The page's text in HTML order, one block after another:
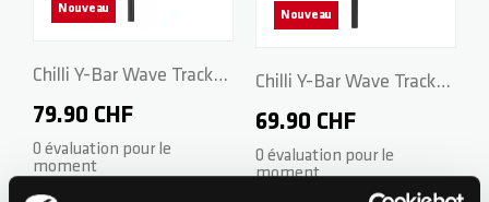
Nouveau
Chilli Y-Bar Wave Track
Series - Steel 58/58 cm -
Dark Grey/Red
79.90 CHF
0 évaluation pour le
moment
Nouveau
Chilli Y-Bar Wave Track
Series - Steel 42/50 cm -
Dark Grey/Blue
69.90 CHF
0 évaluation pour le
moment